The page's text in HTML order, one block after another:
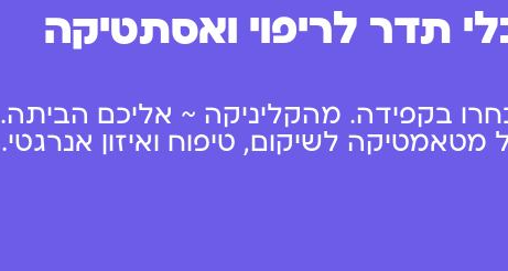
תדר לריפוי ואסתטיקה
בקפידה. מהקליניקה ~ אליכם הביתה.
לשיקום, טיפוח ואיזון אנרגטי.